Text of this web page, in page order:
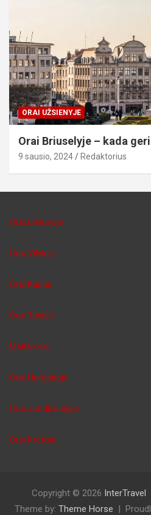
ORAI UŽSIENYJE
Orai Briuselyje – kada
9 sausio, 2024 Redaktorius
Orai Lietuvoje
Orai Vilniuje
Orai Kaune
Orai Tunise
Malta orai
Orai Hurgadoje
Orai Juodkalnijoje
Orai Kretoje
Copyright © 2026 InterTravel
Theme by: Theme Horse